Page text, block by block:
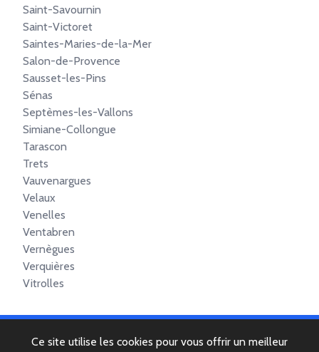
Saint-Savournin
Saint-Victoret
Saintes-Maries-de-la-Mer
Salon-de-Provence
Sausset-les-Pins
Sénas
Septèmes-les-Vallons
Simiane-Collongue
Tarascon
Trets
Vauvenargues
Velaux
Venelles
Ventabren
Vernègues
Verquières
Vitrolles
Ce site utilise les cookies pour vous offrir un meilleur